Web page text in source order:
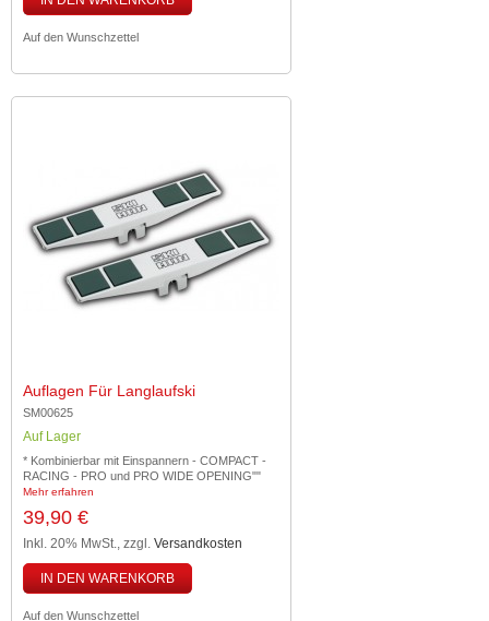
Auf den Wunschzettel
Auflagen Für Langlaufski
SM00625
Auf Lager
* Kombinierbar mit Einspannern - COMPACT -
RACING - PRO und PRO WIDE OPENING""
Mehr erfahren
39,90 €
Inkl. 20% MwSt., zzgl. Versandkosten
IN DEN WARENKORB
Auf den Wunschzettel